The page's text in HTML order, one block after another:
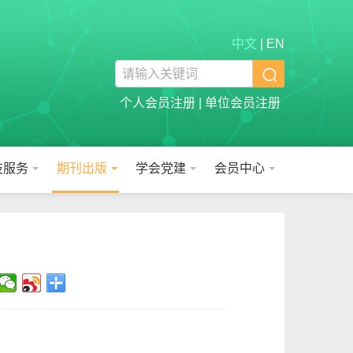
中文 EN

个人会员注册| 单位会员注册
服务 期刊出版 学会党建 会员中心